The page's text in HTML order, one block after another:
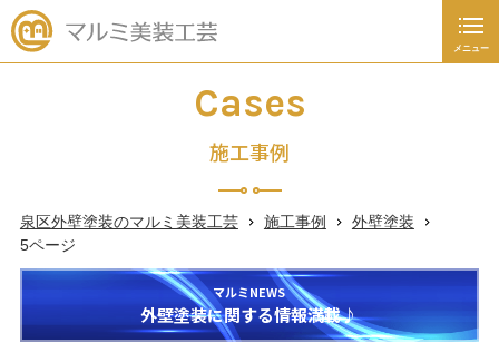
メニュー
閉じる
未分類
塗装あれこれ豆知識
Cases
施工事例
泉区外壁塗装のマルミ美装工芸 施工事例
外壁塗装
5ページ
マルミNEWS
外壁塗装に関する情報満載♪